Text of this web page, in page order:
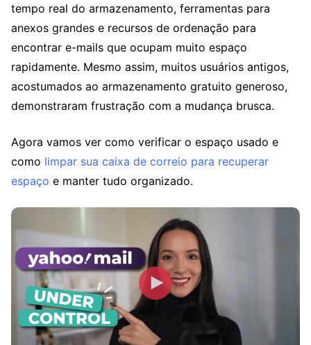
tempo real do armazenamento, ferramentas para
anexos grandes e recursos de ordenação para
encontrar e-mails que ocupam muito espaço
rapidamente. Mesmo assim, muitos usuários antigos,
acostumados ao armazenamento gratuito generoso,
demonstraram frustração com a mudança brusca.
Agora vamos ver como verificar o espaço usado e
como limpar sua caixa de correio para recuperar
espaço e manter tudo organizado.